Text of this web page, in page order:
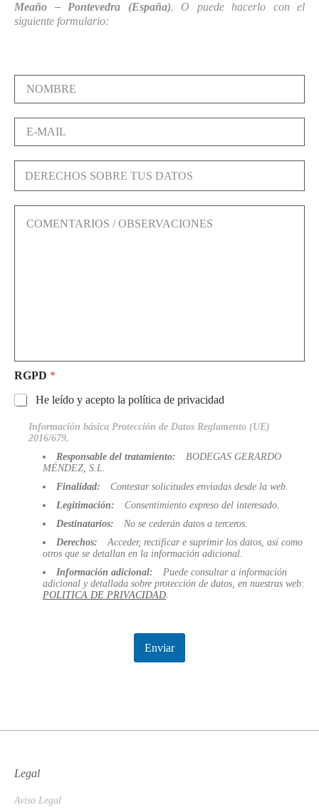
Meaño – Pontevedra (España). O puede hacerlo con el
siguiente formulario:
B
E
*
A
L
*
r
e
s
d
a
t
/
O
RGPD *
He leído y acepto la política de privacidad
Información básica Protección de Datos Reglamento (UE)
2016/679.
Responsable del tratamiento:
BODEGAS GERARDO
MÉNDEZ, S.L.
Finalidad:
Contestar solicitudes enviadas desde la web.
Legitimación:
Consentimiento expreso del interesado.
Destinatarios:
No se cederán datos a terceros.
Derechos:
Acceder, rectificar e suprimir los datos, así como
otros que se detallan en la información adicional.
Información adicional:
Puede consultar a información
adicional y detallada sobre protección de datos, en nuestras web:
POLITICA DE PRIVACIDAD.
Enviar
Legal
Aviso Legal